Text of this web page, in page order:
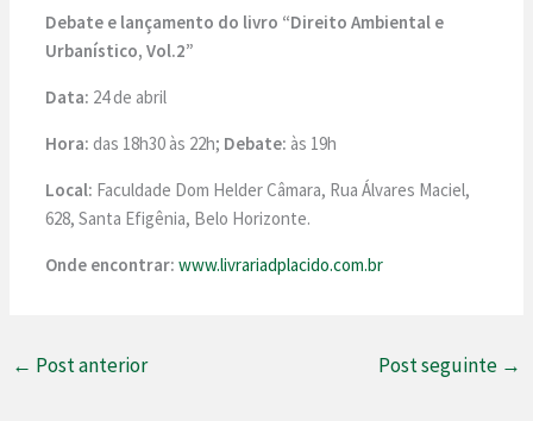
Debate e lançamento do livro “Direito Ambiental e
Urbanístico, Vol.2”
Data: 24 de abril
Hora:das 18h30 às 22h; Debate: às 19h
Local: Faculdade Dom Helder Câmara, Rua Álvares Maciel,
628, Santa Efigênia, Belo Horizonte.
Onde encontrar:www.livrariadplacido.com.br
← Post anterior Post seguinte →